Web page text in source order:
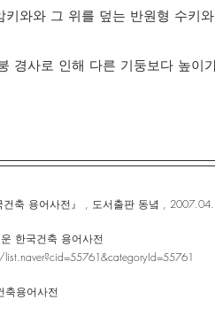
암키와와 그 위를 덮는 반원형 수키
경사로 인해 다른 기둥보다 높이
건축 용어사전』 , 도서출판 동녘 ,
한국건축 용어사전
축용어사전